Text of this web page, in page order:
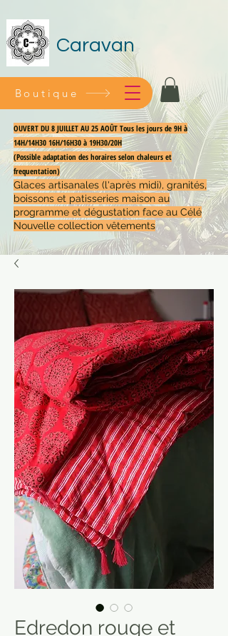
Caravan
OUVERT DU 8 JUILLET AU 25 AOÛT Tous les jours de 9H à
14H/14H30 16H/16H30 à 19H30/20H
(Possible adaptation des horaires selon chaleurs et
frequentation)
Glaces artisanales (l'après midi), granités,
boissons et patisseries maison au
programme et dégustation face au Célé
Nouvelle collection vêtements
Boutique
Edredon rouge et